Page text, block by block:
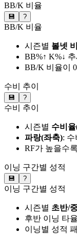
BB/K 비율
💾 ?
BB/K 비율
시즌별 볼넷
BB%↑ K%↓
BB/K 비율이
수비 추이
💾 ?
수비 추이
시즌별 수비
파랑(좌축): 수
RF가 높을수
이닝 구간별 성적
💾 ?
이닝 구간별 성적
시즌별 초반/
후반 이닝 타
이닝별 성적